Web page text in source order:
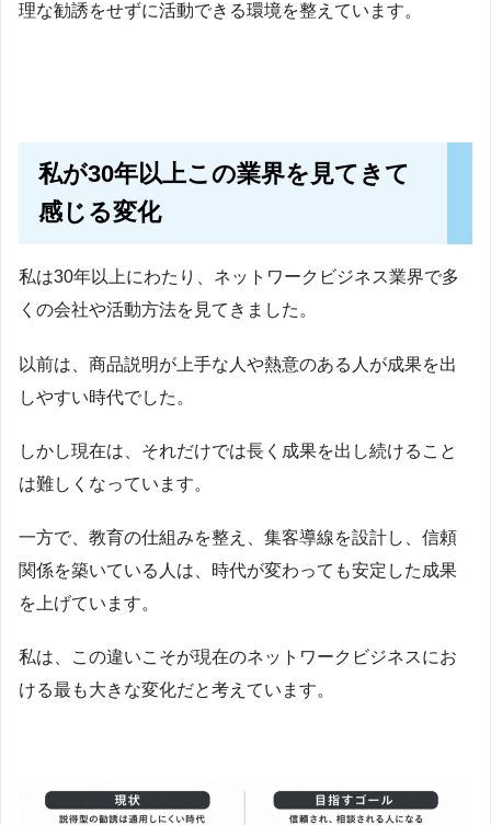
理な勧誘をせずに活動できる環境を整えています。
私が30年以上この業界を見てきて
感じる変化
私は30年以上にわたり、ネットワークビジネス業界で多
くの会社や活動方法を見てきました。
以前は、商品説明が上手な人や熱意のある人が成果を出
しやすい時代でした。
しかし現在は、それだけでは長く成果を出し続けること
は難しくなっています。
一方で、教育の仕組みを整え、集客導線を設計し、信頼
関係を築いている人は、時代が変わっても安定した成果
を上げています。
私は、この違いこそが現在のネットワークビジネスにお
ける最も大きな変化だと考えています。